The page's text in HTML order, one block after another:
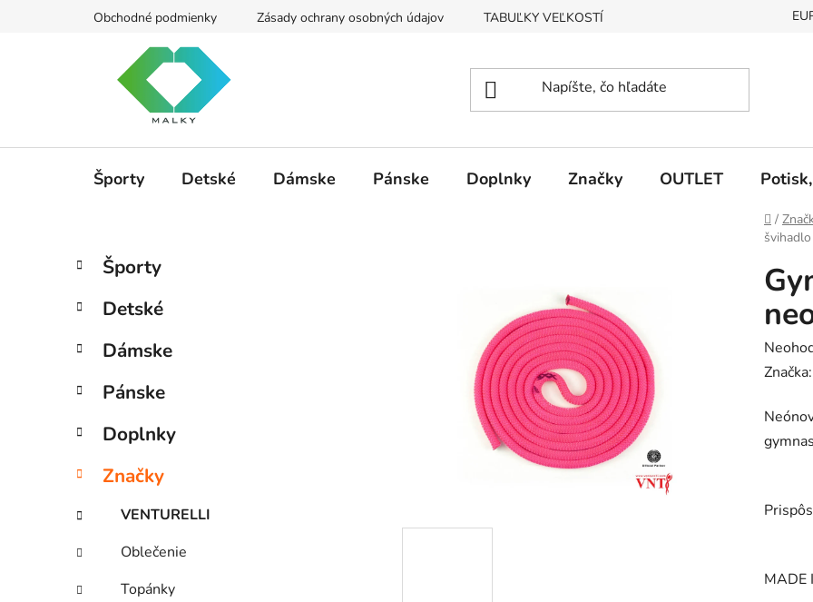
Obchodné podmienky Zásady ochrany osobných údajov TABUĽKY VEĽKOSTÍ
Športy Detské Dámske Pánske Doplnky Značky OUTLET
Domov
/
B
č
ý
a
n
e
l
Preskočiť
kategórie
K
a
e
ó
i
Športy
Detské
Dámske
Pánske
Doplnky
Značky
VENTURELLI
Oblečenie
Topánky
je
0,0
MADE